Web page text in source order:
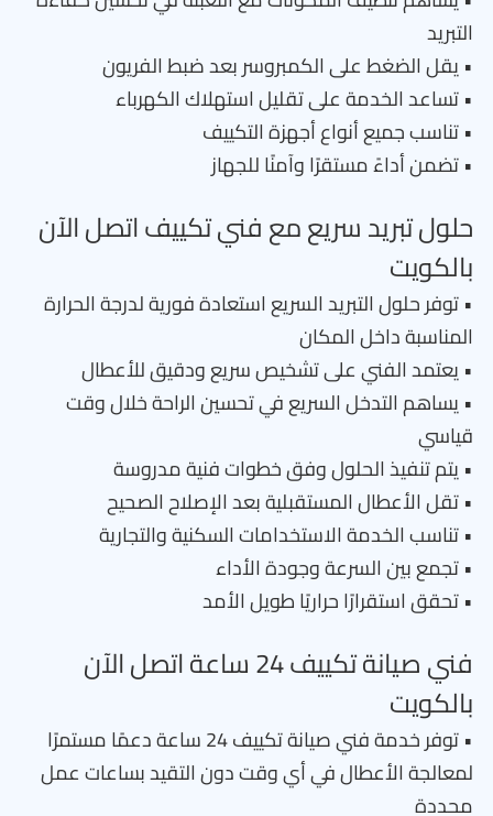
التبريد
• يقل الضغط على الكمبروسر بعد ضبط الفريون
• تساعد الخدمة على تقليل استهلاك الكهرباء
• تناسب جميع أنواع أجهزة التكييف
• تضمن أداءً مستقرًا وآمنًا للجهاز
حلول تبريد سريع مع فني تكييف اتصل الآن
بالكويت
• توفر حلول التبريد السريع استعادة فورية لدرجة الحرارة
المناسبة داخل المكان
• يعتمد الفني على تشخيص سريع ودقيق للأعطال
• يساهم التدخل السريع في تحسين الراحة خلال وقت
قياسي
• يتم تنفيذ الحلول وفق خطوات فنية مدروسة
• تقل الأعطال المستقبلية بعد الإصلاح الصحيح
• تناسب الخدمة الاستخدامات السكنية والتجارية
• تجمع بين السرعة وجودة الأداء
• تحقق استقرارًا حراريًا طويل الأمد
فني صيانة تكييف 24 ساعة اتصل الآن
بالكويت
• توفر خدمة فني صيانة تكييف 24 ساعة دعمًا مستمرًا
لمعالجة الأعطال في أي وقت دون التقيد بساعات عمل
محددة